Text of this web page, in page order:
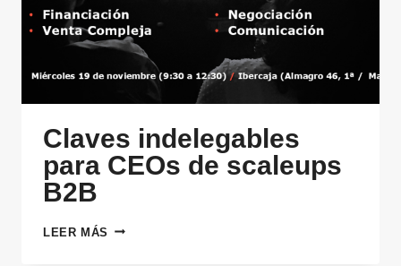
Claves indelegables
para CEOs de scaleups
B2B
LEER MÁS CLAVES